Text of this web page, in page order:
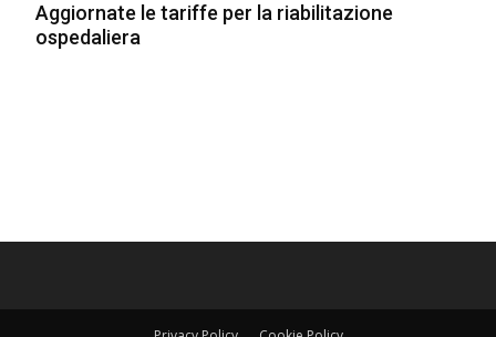
Aggiornate le tariffe per la riabilitazione
ospedaliera